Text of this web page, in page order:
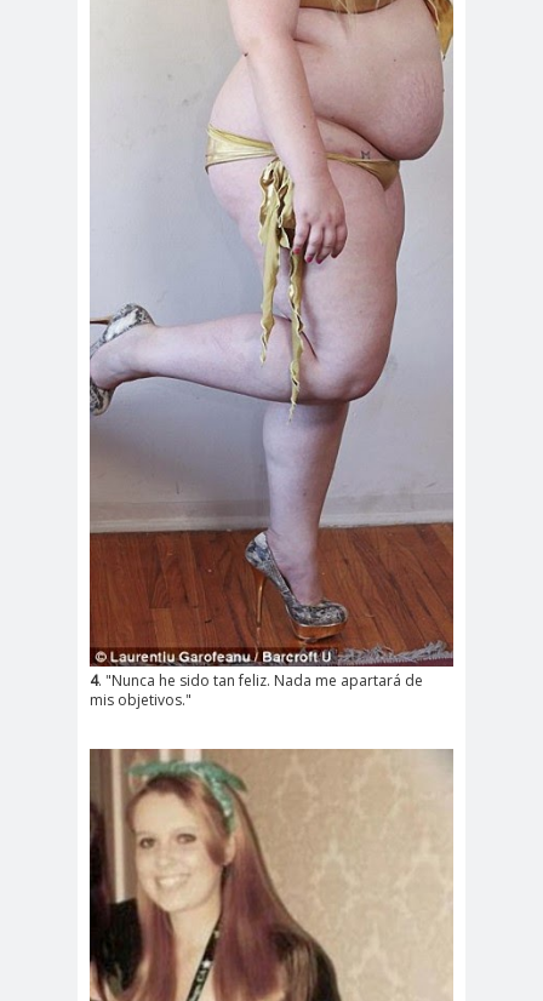
4. "Nunca he sido tan feliz. Nada me apartará de
mis objetivos."